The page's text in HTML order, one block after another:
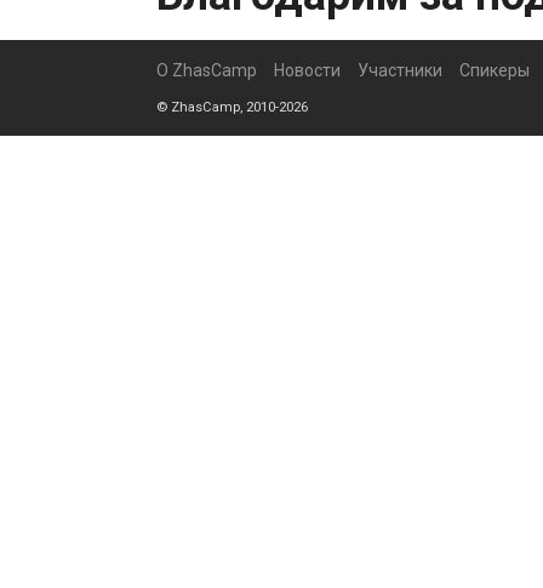
О ZhasCamp Новости Участники Спикеры
© ZhasCamp, 2010-2026